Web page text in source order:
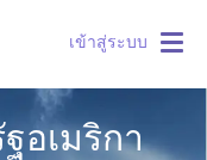
เข้าสู่ระบบ
อเมริกา